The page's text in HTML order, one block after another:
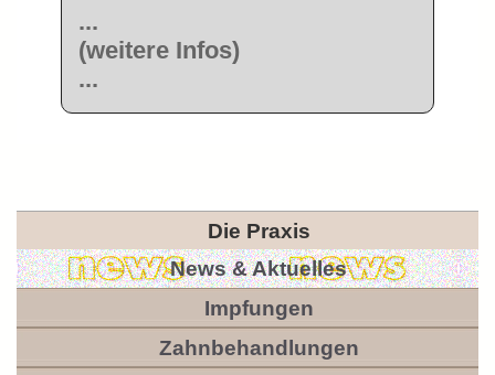
...
(weitere Infos)
...
Die Praxis
News & Aktuelles
Impfungen
Zahnbehandlungen